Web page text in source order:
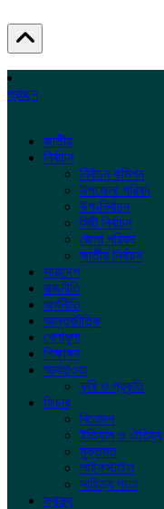
প্রচ্ছদ
জাতীয়
নির্বাচন
নির্বাচন কমিশন
উপজেলা পরিষদ
উপ-নির্বাচন
সিটি নির্বাচন
জেলা পরিষদ
জাতীয় নির্বাচন
সারাদেশ
রাজনীতি
অর্থনীতি
আন্তর্জাতিক
খেলাধুলা
শিক্ষাঙ্গন
আবহাওয়া
কৃষি ও প্রকৃতি
ফিচার
বিনোদন
ইতিহাস ও ঐতিহ্য
মুক্তমত
লাইফস্টাইল
সাহিত্য পাতা
স্বাস্থ্য